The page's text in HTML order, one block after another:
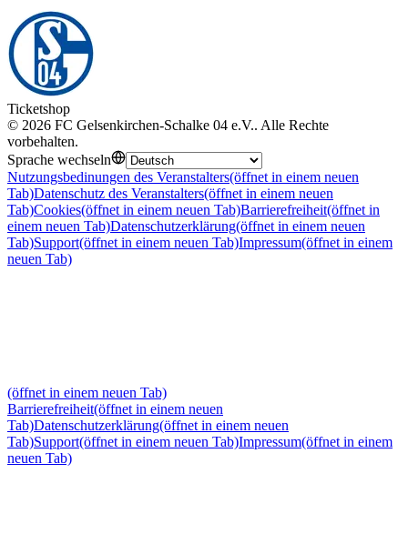
Ticketshop
© 2026 FC Gelsenkirchen-Schalke 04 e.V.. Alle Rechte
vorbehalten.
Sprache wechseln
Nutzungsbedinungen des Veranstalters(öffnet in einem neuen
Tab)Datenschutz des Veranstalters(öffnet in einem neuen
Tab)Cookies(öffnet in einem neuen Tab)Barrierefreiheit(öffnet in
einem neuen Tab)Datenschutzerklärung(öffnet in einem neuen
Tab)Support(öffnet in einem neuen Tab)Impressum(öffnet in einem
neuen Tab)
(öffnet in einem neuen Tab)
Barrierefreiheit(öffnet in einem neuen
Tab)Datenschutzerklärung(öffnet in einem neuen
Tab)Support(öffnet in einem neuen Tab)Impressum(öffnet in einem
neuen Tab)